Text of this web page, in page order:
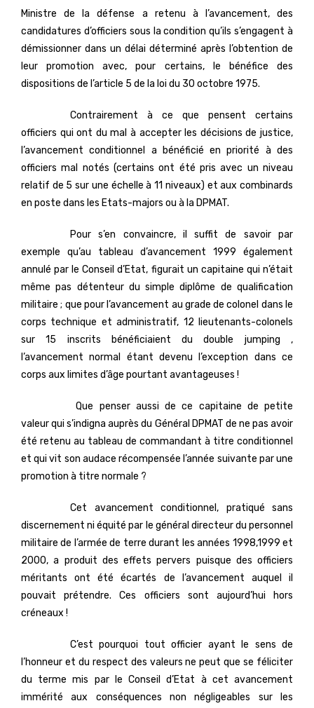
Ministre de la défense a retenu à l’avancement, des
candidatures d’officiers sous la condition qu’ils s’engagent à
démissionner dans un délai déterminé après l’obtention de
leur promotion avec, pour certains, le bénéfice des
dispositions de l’article 5 de la loi du 30 octobre 1975.
Contrairement à ce que pensent certains
officiers qui ont du mal à accepter les décisions de justice,
l’avancement conditionnel a bénéficié en priorité à des
officiers mal notés (certains ont été pris avec un niveau
relatif de 5 sur une échelle à 11 niveaux) et aux combinards
en poste dans les Etats-majors ou à la DPMAT.
Pour s’en convaincre, il suffit de savoir par
exemple qu’au tableau d’avancement 1999 également
annulé par le Conseil d’Etat, figurait un capitaine qui n’était
même pas détenteur du simple diplôme de qualification
militaire ; que pour l’avancement au grade de colonel dans le
corps technique et administratif, 12 lieutenants-colonels
sur 15 inscrits bénéficiaient du double jumping ,
l’avancement normal étant devenu l’exception dans ce
corps aux limites d’âge pourtant avantageuses !
Que penser aussi de ce capitaine de petite
valeur qui s’indigna auprès du Général DPMAT de ne pas avoir
été retenu au tableau de commandant à titre conditionnel
et qui vit son audace récompensée l’année suivante par une
promotion à titre normale ?
Cet avancement conditionnel, pratiqué sans
discernement ni équité par le général directeur du personnel
militaire de l’armée de terre durant les années 1998,1999 et
2000, a produit des effets pervers puisque des officiers
méritants ont été écartés de l’avancement auquel il
pouvait prétendre. Ces officiers sont aujourd’hui hors
créneaux !
C’est pourquoi tout officier ayant le sens de
l’honneur et du respect des valeurs ne peut que se féliciter
du terme mis par le Conseil d’Etat à cet avancement
immérité aux conséquences non négligeables sur les